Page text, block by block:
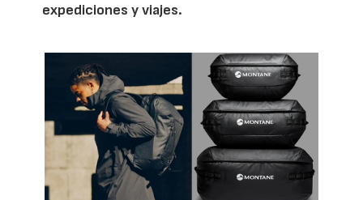
expediciones y viajes.